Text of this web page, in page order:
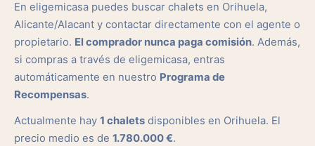
En eligemicasa puedes buscar chalets en Orihuela,
Alicante/Alacant y contactar directamente con el agente o
propietario. El comprador nunca paga comisión. Además,
si compras a través de eligemicasa, entras
automáticamente en nuestro Programa de
Recompensas.
Actualmente hay 1 chalets disponibles en Orihuela. El
precio medio es de 1.780.000 €.